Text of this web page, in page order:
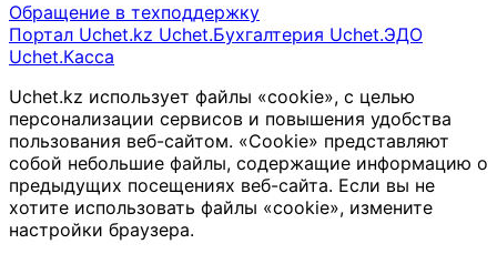
Обращение в техподдержку
Портал Uchet.kz Uchet.Бухгалтерия Uchet.ЭДО
Uchet.Касса
Uchet.kz использует файлы «cookie», с целью
персонализации сервисов и повышения удобства
пользования веб-сайтом. «Cookie» представляют
собой небольшие файлы, содержащие информацию о
предыдущих посещениях веб-сайта. Если вы не
хотите использовать файлы «cookie», измените
настройки браузера.